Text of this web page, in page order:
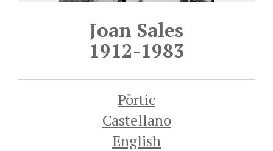
Joan Sales
1912-1983
Pòrtic
Castellano
English